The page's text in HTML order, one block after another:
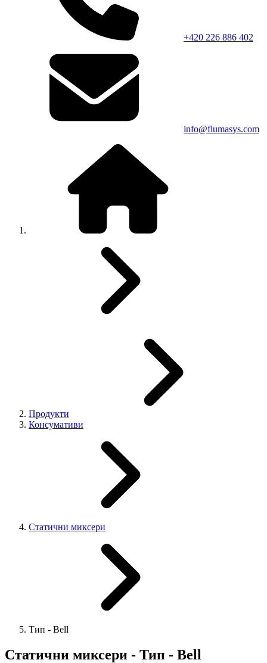
+420 226 886 402
info@flumasys.com
Продукти
Консумативи
Статични миксери
Тип - Bell
Статични миксери - Тип - Bell